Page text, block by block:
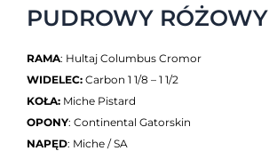
PUDROWY RÓŻOWY
RAMA: Hultaj Columbus Cromor
WIDELEC: Carbon 1 1/8 – 1 1/2
KOŁA: Miche Pistard
OPONY: Continental Gatorskin
NAPĘD: Miche / SA